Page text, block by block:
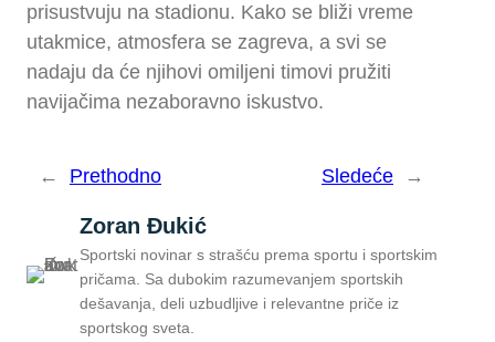
prisustvuju na stadionu. Kako se bliži vreme
utakmice, atmosfera se zagreva, a svi se
nadaju da će njihovi omiljeni timovi pružiti
navijačima nezaboravno iskustvo.
← Prethodno Sledeće →
Zoran Đukić
Sportski novinar s strašću prema sportu i sportskim
pričama. Sa dubokim razumevanjem sportskih
dešavanja, deli uzbudljive i relevantne priče iz
sportskog sveta.